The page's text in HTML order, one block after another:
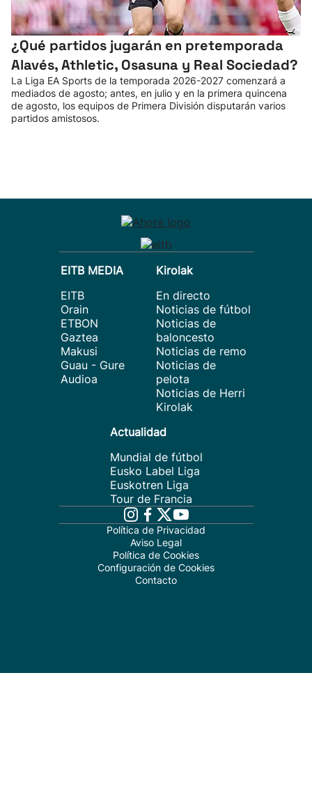
¿Qué partidos jugarán en pretemporada
Alavés, Athletic, Osasuna y Real Sociedad?
La Liga EA Sports de la temporada 2026-2027 comenzará a
mediados de agosto; antes, en julio y en la primera quincena
de agosto, los equipos de Primera División disputarán varios
partidos amistosos.
EITB MEDIA
EITB
Orain
ETBON
Gaztea
Makusi
Guau - Gure
Audioa
Kirolak
En directo
Noticias de fútbol
Noticias de
baloncesto
Noticias de remo
Noticias de
pelota
Noticias de Herri
Kirolak
Actualidad
Mundial de fútbol
Eusko Label Liga
Euskotren Liga
Tour de Francia
Política de Privacidad
Aviso Legal
Política de Cookies
Configuración de Cookies
Contacto